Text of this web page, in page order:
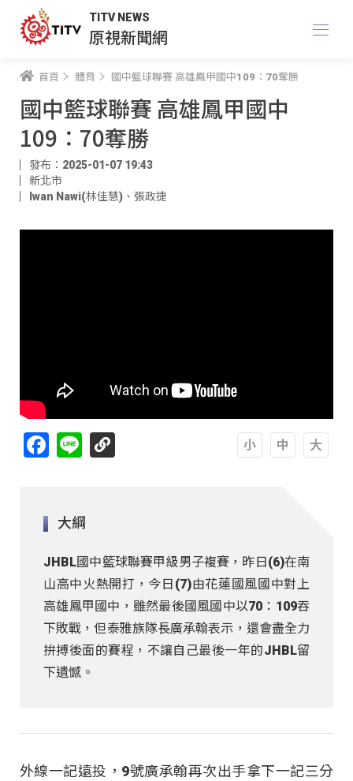
TITV NEWS
原視新聞網
首頁 體育 國中籃球聯賽 高雄鳳甲國中109：70奪勝
國中籃球聯賽 高雄鳳甲國中
109：70奪勝
發布：2025-01-07 19:43
新北市
Iwan Nawi(林佳慧) 、 張政捷
Facebook
Line
大綱
JHBL國中籃球聯賽甲級男子複賽，昨日(6)在南
山高中火熱開打，今日(7)由花蓮國風國中對上
高雄鳳甲國中，雖然最後國風國中以70：109吞
下敗戰，但泰雅族隊長廣承翰表示，還會盡全力
拚搏後面的賽程，不讓自己最後一年的JHBL留
下遺憾。
外線一記遠投，9號廣承翰再次出手拿下一記三分